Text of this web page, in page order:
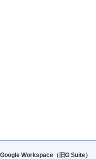
Google Workspace（旧G Suite）